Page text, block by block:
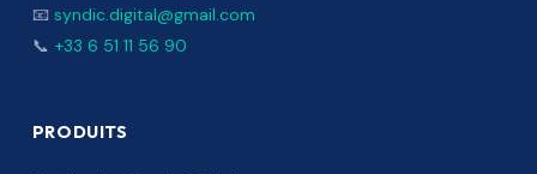
📧 syndic.digital@gmail.com
📞 +33 6 51 11 56 90
PRODUITS